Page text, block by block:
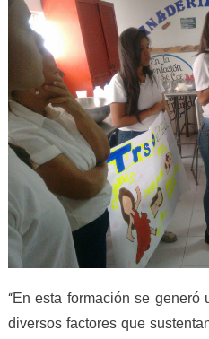
“En esta formación se generó
diversos factores que